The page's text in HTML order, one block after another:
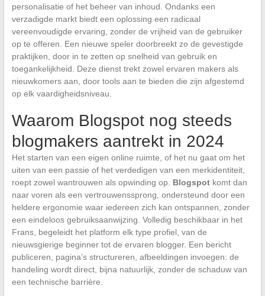
personalisatie of het beheer van inhoud. Ondanks een
verzadigde markt biedt een oplossing een radicaal
vereenvoudigde ervaring, zonder de vrijheid van de gebruiker
op te offeren. Een nieuwe speler doorbreekt zo de gevestigde
praktijken, door in te zetten op snelheid van gebruik en
toegankelijkheid. Deze dienst trekt zowel ervaren makers als
nieuwkomers aan, door tools aan te bieden die zijn afgestemd
op elk vaardigheidsniveau.
Waarom Blogspot nog steeds
blogmakers aantrekt in 2024
Het starten van een eigen online ruimte, of het nu gaat om het
uiten van een passie of het verdedigen van een merkidentiteit,
roept zowel wantrouwen als opwinding op. Blogspotkomt dan
naar voren als een vertrouwenssprong, ondersteund door een
heldere ergonomie waar iedereen zich kan ontspannen, zonder
een eindeloos gebruiksaanwijzing. Volledig beschikbaar in het
Frans, begeleidt het platform elk type profiel, van de
nieuwsgierige beginner tot de ervaren blogger. Een bericht
publiceren, pagina’s structureren, afbeeldingen invoegen: de
handeling wordt direct, bijna natuurlijk, zonder de schaduw van
een technische barrière.